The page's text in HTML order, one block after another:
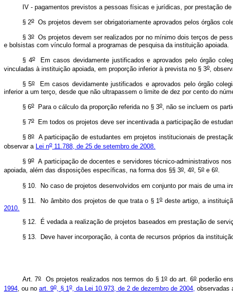
IV - pagamentos previstos a pessoas físicas e jurídicas, por prestação
§ 2oOs projetos devem ser obrigatoriamente aprovados pelos órgãos
§ 3oOs projetos devem ser realizados por no mínimo dois terços de
e bolsistas com vínculo formal a programas de pesquisa da instituição apoiada.
§ 4oEm casos devidamente justificados e aprovados pelo órgão
vinculadas à instituição apoiada, em proporção inferior à prevista no § 3o,
§ 5oEm casos devidamente justificados e aprovados pelo órgão
inferior a um terço, desde que não ultrapassem o limite de dez por cento do
§ 6oPara o cálculo da proporção referida no § 3o, não se incluem os
§ 7oEm todos os projetos deve ser incentivada a participação de
§ 8oA participação de estudantes em projetos institucionais de
observar a
Lei no 11.788, de 25 de setembro de 2008.
§ 9o A participação de docentes e servidores técnico-administrativos
apoiada, além das disposições específicas, na forma dos §§ 3o, 4o, 5o e 6o.
§ 10. No caso de projetos desenvolvidos em conjunto por mais de uma
§ 11. No âmbito dos projetos de que trata o § 1odeste artigo, a
2010.
§ 12. É vedada a realização de projetos baseados em prestação de
§ 13. Deve haver incorporação, à conta de recursos próprios da
Art. 7oOs projetos realizados nos termos do § 1odo art. 6o poderão
1994, ou no art. 9o, § 1o, da Lei 10.973, de 2 de dezembro de 2004, observadas